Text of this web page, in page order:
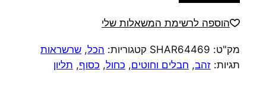
של
שרשרת
משי
עם
הוספה לרשימת המשאלות שלי
מק"ט: SHAR64469 קטגוריות: הכל, שרשראות
תגיות: זהב, חבלים וחוטים, כחול, כסוף, תליון